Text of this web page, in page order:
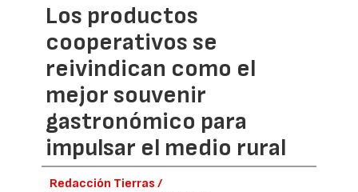
Los productos
cooperativos se
reivindican como el
mejor souvenir
gastronómico para
impulsar el medio rural
Redacción Tierras /